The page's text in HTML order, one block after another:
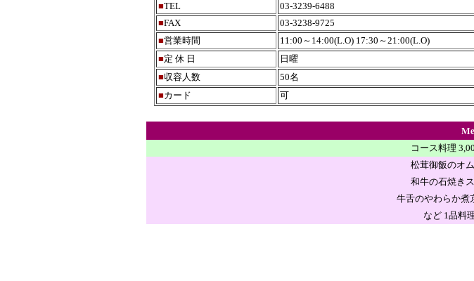
■TEL
03-3239-6488
■FAX
03-3238-9725
■営業時間
11:00～14:00(L.O) 17:30～21:00(L.O)
■定 休 日
日曜
■収容人数
50名
■カード 可
コース料理
松茸御飯のオ
和牛の石焼き
牛舌のやわらか煮
など 1品料